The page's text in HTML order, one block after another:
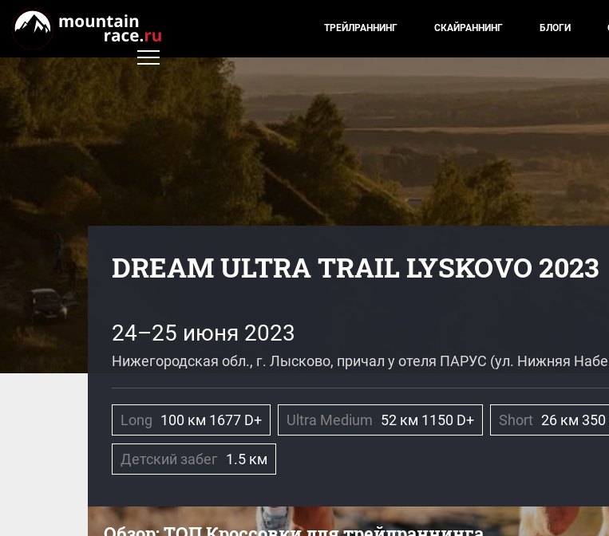
ТРЕЙЛРАННИНГ СКАЙРАННИНГ БЛОГИ
DREAM ULTRA TRAIL LYSKOVO 2023
24–25 июня 2023
Нижегородская обл., г. Лысково, причал у отеля ПАРУС (ул. Нижняя
Long 100 км 1677 D+ Ultra Medium 52 км 1150 D+ Short 26 км 350
Детский забег 1.5 км